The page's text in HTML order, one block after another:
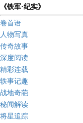
《铁军·纪实》
卷首语
人物写真
传奇故事
深度阅读
精彩连载
轶事记趣
战地奇葩
秘闻解读
将星追踪